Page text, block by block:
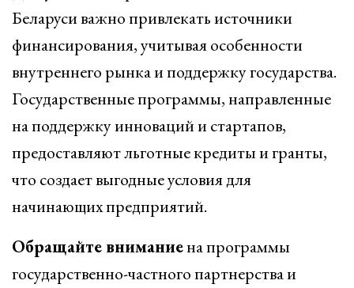
Беларуси важно привлекать источники
финансирования, учитывая особенности
внутреннего рынка и поддержку государства.
Государственные программы, направленные
на поддержку инноваций и стартапов,
предоставляют льготные кредиты и гранты,
что создает выгодные условия для
начинающих предприятий.
Обращайте вниманиена программы
государственно-частного партнерства и